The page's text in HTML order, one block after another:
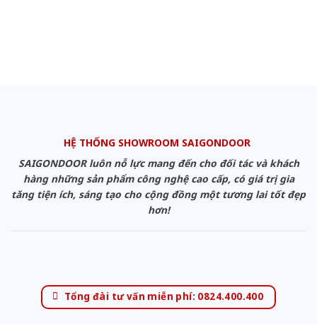
HỆ THỐNG SHOWROOM SAIGONDOOR
SAIGONDOOR luôn nỗ lực mang đến cho đối tác và khách
hàng những sản phẩm công nghệ cao cấp, có giá trị gia
tăng tiện ích, sáng tạo cho cộng đồng một tương lai tốt đẹp
hơn!
Tổng đài tư vấn miễn phí: 0824.400.400